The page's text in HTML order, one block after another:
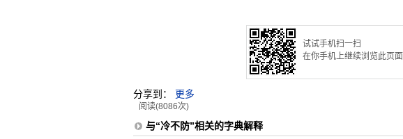
试试手机扫一扫
在你手机上继续浏览此页面
分享到： 更多
阅读(8086次)
与“冷不防”相关的字典解释